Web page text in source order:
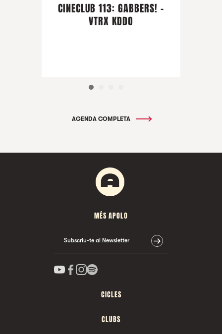
CINECLUB 113: GABBERS! -
VTRX KDDO
AGENDA COMPLETA
MÉS APOLO
Subscriu-te al Newsletter
CICLES
CLUBS